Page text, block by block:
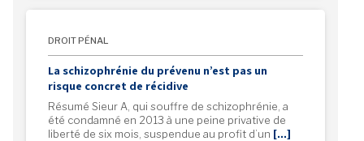
DROIT PÉNAL
La schizophrénie du prévenu n’est pas un
risque concret de récidive
Résumé Sieur A, qui souffre de schizophrénie, a
été condamné en 2013 à une peine privative de
liberté de six mois, suspendue au profit d’un […]